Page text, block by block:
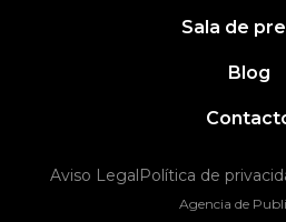
Sala de
Blog
Aviso LegalPolítica de
Agencia de